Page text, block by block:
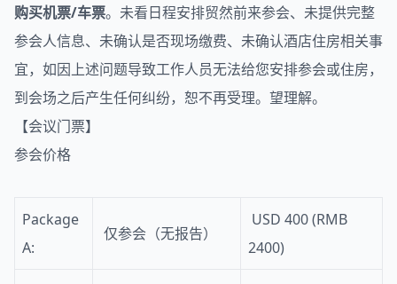
购买机票/车票。未看日程安排贸然前来参会、未提供完整
参会人信息、未确认是否现场缴费、未确认酒店住房相关事
宜，如因上述问题导致工作人员无法给您安排参会或住房，
到会场之后产生任何纠纷，恕不再受理。望理解。
【会议门票】
参会价格
Package
A:
仅参会（无报告）
USD 400 (RMB
2400)